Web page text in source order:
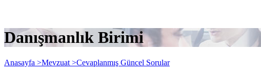
Danışmanlık Birimi
Anasayfa >Mevzuat >Cevaplanmış Güncel Sorular